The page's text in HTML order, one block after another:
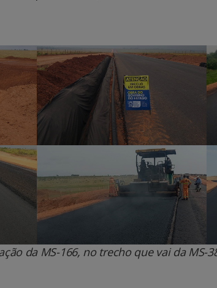
da MS-166, no trecho que vai da MS-